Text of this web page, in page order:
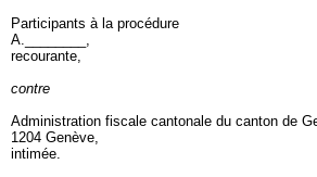
Participants à la procédure
A.________,
recourante,
contre
Administration fiscale cantonale du canton de
1204 Genève,
intimée.